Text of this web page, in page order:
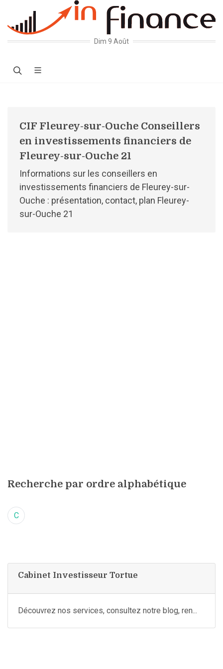
Dim 9 Août
CIF Fleurey-sur-Ouche Conseillers
en investissements financiers de
Fleurey-sur-Ouche 21
Informations sur les conseillers en
investissements financiers de Fleurey-sur-
Ouche : présentation, contact, plan Fleurey-
sur-Ouche 21
Recherche par ordre alphabétique
C
Cabinet Investisseur Tortue
Découvrez nos services, consultez notre blog, ren...